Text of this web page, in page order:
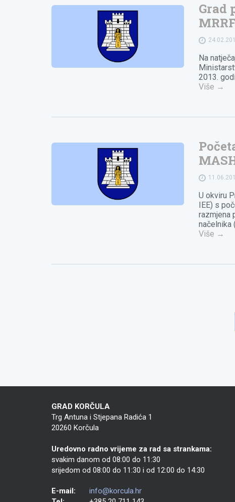
Grad
Na
2013.
Više →
U okviru
IEE) s
razmjena
načelnika
Više →
GRAD KORČULA
Trg Antuna i Stjepana Radića 1
20260 Korčula
Uredovno radno vrijeme za rad sa strankama:
svakim danom od 08:00 do 11:30
srijedom od 08:00 do 11:30 i od 12:00 do 14:30
E-mail:
info@korcula.hr